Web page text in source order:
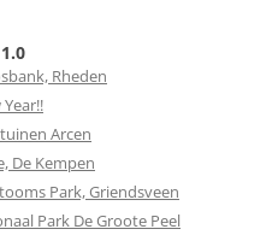
Rheden
Arcen
De Kempen
Park, Griendsveen
Park De Groote Peel